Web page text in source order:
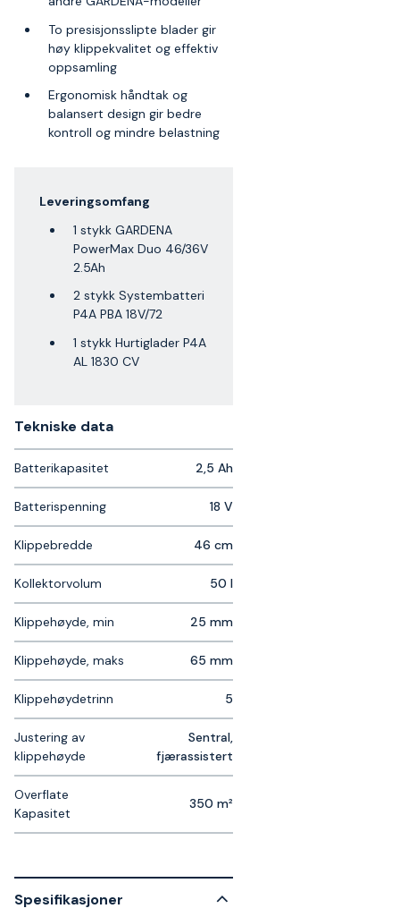
To presisjonsslipte blader gir
høy klippekvalitet og effektiv
oppsamling
Ergonomisk håndtak og
balansert design gir bedre
kontroll og mindre belastning
Leveringsomfang
1 stykk GARDENA
PowerMax Duo 46/36V
2.5Ah
2 stykk Systembatteri
P4A PBA 18V/72
1 stykk Hurtiglader P4A
AL 1830 CV
Tekniske data​
Batterikapasitet 2,5 Ah
Batterispenning 18 V
Klippebredde 46 cm
Kollektorvolum 50 l
Klippehøyde, min 25 mm
Klippehøyde, maks 65 mm
Klippehøydetrinn 5
Justering av
klippehøyde
Sentral,
fjærassistert
Overflate
Kapasitet
350 m²
Spesifikasjoner